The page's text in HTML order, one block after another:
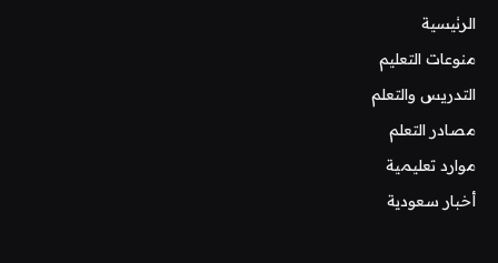
الرئيسية
منوعات التعليم
التدريس والتعلم
مصادر التعلم
موارد تعليمية
أخبار سعودية